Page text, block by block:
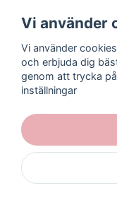
Orgnummer: 556463-Om
Vi använder
Vi använder
och erbjuda dig
genom att trycka
inställningar